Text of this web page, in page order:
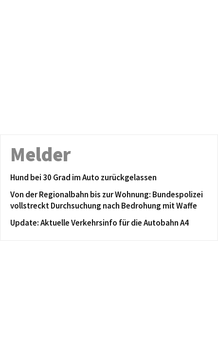
Melder
Hund bei 30 Grad im Auto zurückgelassen
Von der Regionalbahn bis zur Wohnung: Bundespolizei
vollstreckt Durchsuchung nach Bedrohung mit Waffe
Update: Aktuelle Verkehrsinfo für die Autobahn A4